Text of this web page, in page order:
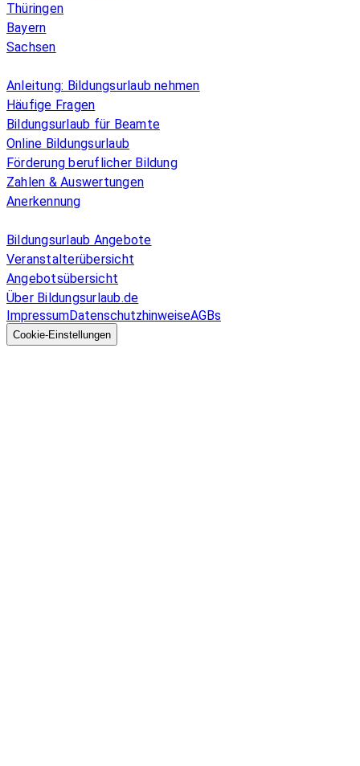
Thüringen
Bayern
Sachsen
Anleitung: Bildungsurlaub nehmen
Häufige Fragen
Bildungsurlaub für Beamte
Online Bildungsurlaub
Förderung beruflicher Bildung
Zahlen & Auswertungen
Anerkennung
Bildungsurlaub Angebote
Veranstalterübersicht
Angebotsübersicht
Über Bildungsurlaub.de
ImpressumDatenschutzhinweiseAGBs
Cookie-Einstellungen